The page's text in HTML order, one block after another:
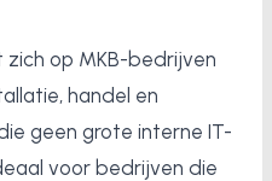
op MKB-bedrijven
handel en
geen grote interne IT-
voor bedrijven die